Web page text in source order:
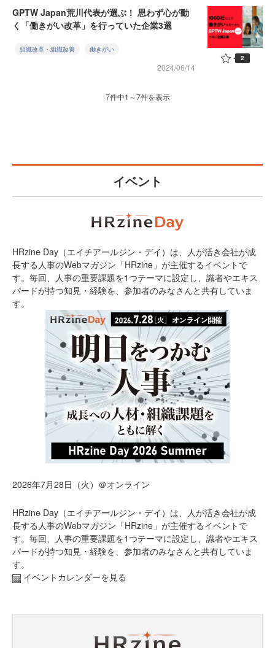
GPTW Japan荒川代表が選ぶ！ 思わず心が動
く「働きがい改革」を行っていた企業3選
組織改革・組織改善 働きがい
2024/06/14
2
7件中1～7件を表示
イベント
HRzine Day（エイチアールジン・デイ）は、人が活き会社が成
長する人事のWebマガジン「HRzine」が主催するイベントで
す。毎回、人事の重要課題を1つテーマに設定し、識者やエキス
パードが持つ知見・経験を、参加者のみなさんと共有していま
す。
2026年7月28日（火）＠オンライン
HRzine Day（エイチアールジン・デイ）は、人が活き会社が成
長する人事のWebマガジン「HRzine」が主催するイベントで
す。毎回、人事の重要課題を1つテーマに設定し、識者やエキス
パードが持つ知見・経験を、参加者のみなさんと共有していま
す。
イベントカレンダーを見る